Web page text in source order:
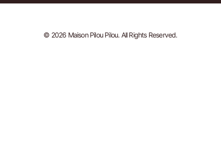
© 2026 Maison Pilou Pilou. All Rights Reserved.